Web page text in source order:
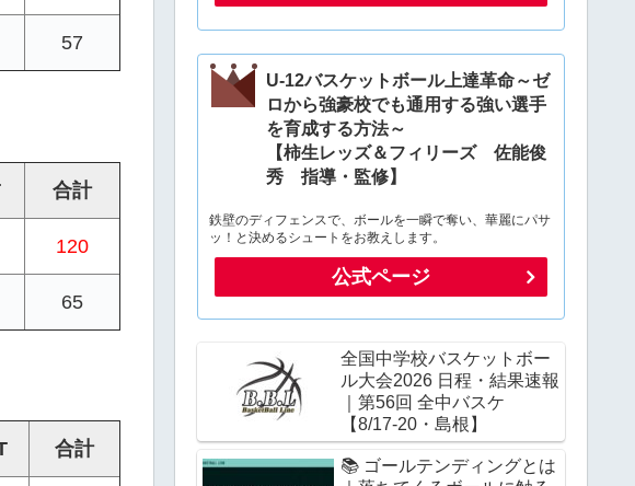
57
合計
120
65
合計
U-12バスケットボール上達革命～ゼ
ロから強豪校でも通用する強い選手
を育成する方法～
【柿生レッズ＆フィリーズ 佐能俊
秀 指導・監修】
鉄壁のディフェンスで、ボールを一瞬で奪い、華麗にパサ
ッ！と決めるシュートをお教えします。
公式ページ
全国中学校バスケットボー
ル大会2026 日程・結果速報
｜第56回 全中バスケ
【8/17-20・島根】
📚 ゴールテンディングとは